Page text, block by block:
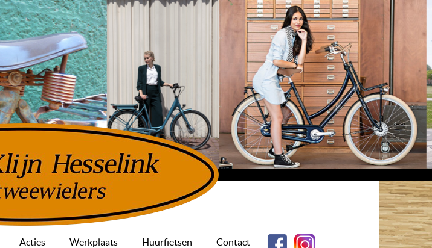
Acties Werkplaats Huurfietsen Contact